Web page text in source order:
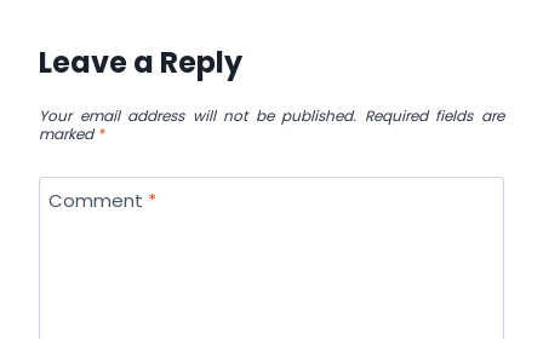
Leave a Reply
Your email address will not be published. Required fields are
marked*
Comment *